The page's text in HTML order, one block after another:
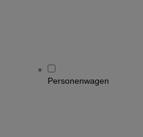
Personenwagen